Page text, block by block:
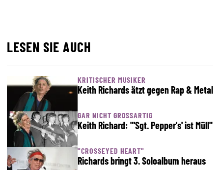
LESEN SIE AUCH
KRITISCHER MUSIKER
Keith Richards ätzt gegen Rap & Metal
GAR NICHT GROSSARTIG
Keith Richard: "'Sgt. Pepper's' ist Müll"
"CROSSEYED HEART"
Richards bringt 3. Soloalbum heraus